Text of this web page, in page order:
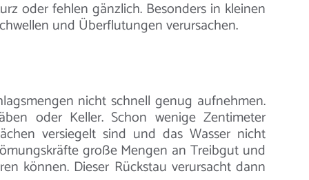
oder fehlen gänzlich. Besonders in kleinen
und Überflutungen verursachen.
nicht schnell genug aufnehmen.
oder Keller. Schon wenige Zentimeter
versiegelt sind und das Wasser nicht
große Mengen an Treibgut und
können. Dieser Rückstau verursacht dann